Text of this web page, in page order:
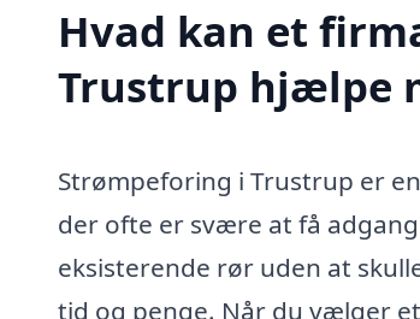
Hvad kan et
Trustrup hjælpe
Strømpeforing i Trustrup er
der ofte er svære at få
eksisterende rør uden at
tid og penge. Når du vælger